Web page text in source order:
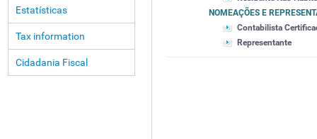
Estatísticas
Tax information
Cidadania Fiscal
NOMEAÇÕES E
Contabilista
Representante